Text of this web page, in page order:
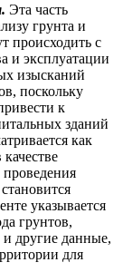
Эта часть
грунта и
происходить с
и эксплуатации
изысканий
поскольку
к
зданий
как
проведения
указывается
грунтов,
и другие данные,
для